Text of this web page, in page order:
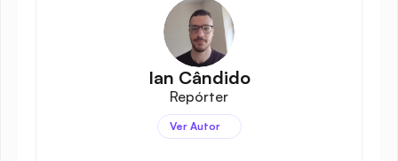
Ian Cândido
Repórter
Ver Autor